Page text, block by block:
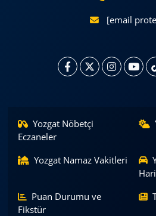
[email
Yozgat Nöbetçi
Eczaneler
Yozgat Namaz Vakitleri
Puan Durumu ve
Fikstür